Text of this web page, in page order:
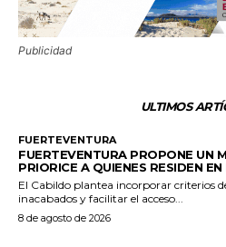
Publicidad
ULTIMOS
FUERTEVENTURA
FUERTEVENTURA PROPONE UN
PRIORICE A QUIENES RESIDEN EN
El Cabildo plantea incorporar criterios
inacabados y facilitar el acceso...
8 de agosto de 2026